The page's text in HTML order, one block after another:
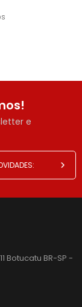
e
Botucatu BR-SP -